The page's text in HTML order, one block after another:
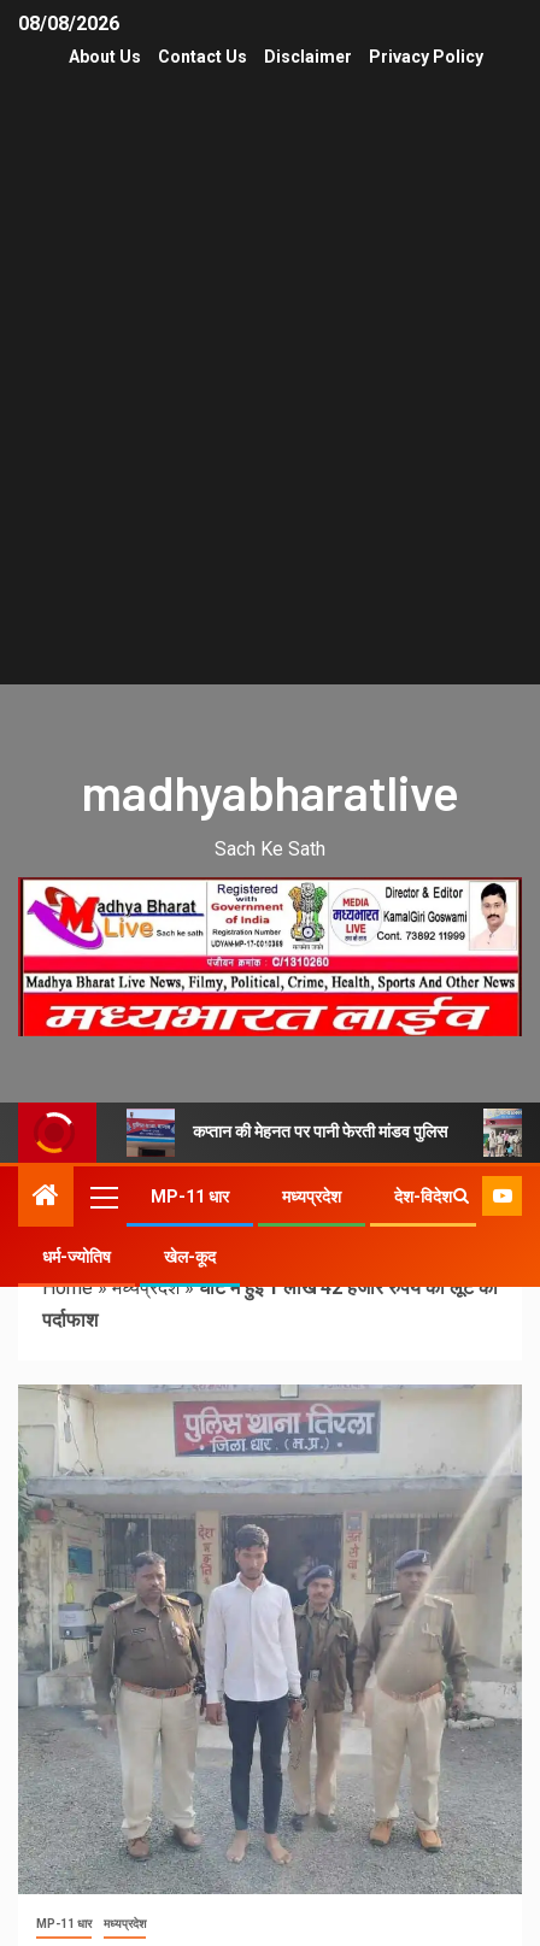
08/08/2026
About Us Contact Us Disclaimer Privacy Policy
madhyabharatlive
Sach Ke Sath
कप्तान की मेहनत पर पानी फेरती मांडव पुलिस
MP-11 धार मध्यप्रदेश देश-विदेश
धर्म-ज्योतिष खेल-कूद
Home»मध्यप्रदेश»घाट में हुई 1 लाख 42 हजार रुपयें की लूट का
पर्दाफाश
MP-11 धार मध्यप्रदेश